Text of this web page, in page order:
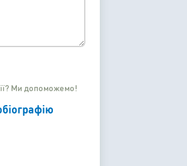
Ми допоможемо!